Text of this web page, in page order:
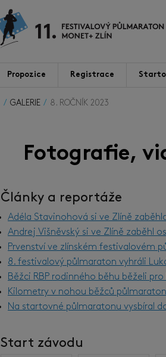
Propozice Registrace
GALERIE 8. ROČNÍK 2023
Fotografie,
Články a reportáže
Adéla Stavinohová si ve Zlíně
Andrej Višněvský si ve Zlíně zaběhl
Prvenství ve zlínském festivalovém
8. festivalový půlmaraton vyhráli
Běžci RBP rodinného běhu běželi pro
Kilometry v nohou běžců
Na startovné půlmaratonu vysbíral
Start závodu